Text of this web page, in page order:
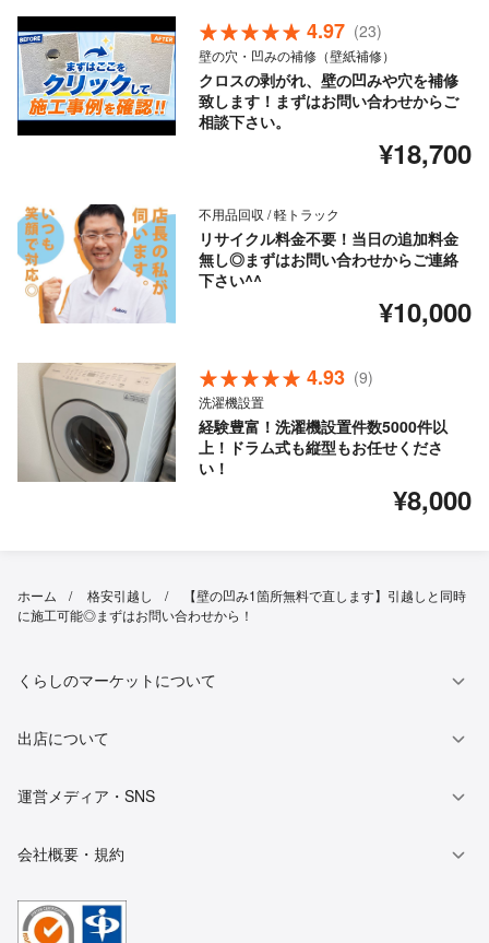
4.97 (23)
壁の穴・凹みの補修（壁紙補修）
クロスの剥がれ、壁の凹みや穴を補修
致します！まずはお問い合わせからご
相談下さい。
¥18,700
不用品回収 / 軽トラック
リサイクル料金不要！当日の追加料金
無し◎まずはお問い合わせからご連絡
下さい^^
¥10,000
4.93 (9)
洗濯機設置
経験豊富！洗濯機設置件数5000件以
上！ドラム式も縦型もお任せくださ
い！
¥8,000
ホーム 格安引越し
【壁の凹み1箇所無料で直します】引越しと同時
に施工可能◎まずはお問い合わせから！
くらしのマーケットについて
出店について
運営メディア・SNS
会社概要・規約